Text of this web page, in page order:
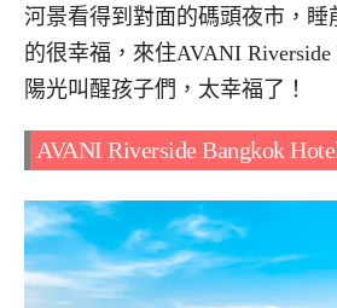
河景看得到對面的碼頭夜市，睡
的很幸福，來住AVANI Riverside
陽光叫醒孩子們，太幸福了！
AVANI Riverside Bangkok